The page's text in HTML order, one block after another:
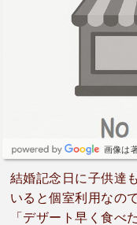
ウトもあるとの事な
した😊御馳走さまで
画像は
結婚記念日に子供達
いると個室利用なの
「デザート早く食べ